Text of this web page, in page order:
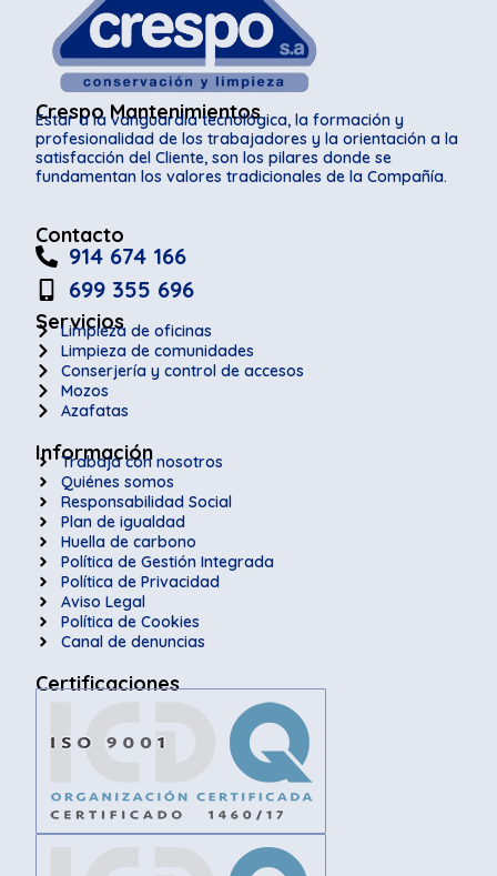
Crespo Mantenimientos
Estar a la vanguardia tecnológica, la formación y
profesionalidad de los trabajadores y la orientación a la
satisfacción del Cliente, son los pilares donde se
fundamentan los valores tradicionales de la Compañía.
Contacto
914 674 166
699 355 696
Servicios
Limpieza de oficinas
Limpieza de comunidades
Conserjería y control de accesos
Mozos
Azafatas
Información
Trabaja con nosotros
Quiénes somos
Responsabilidad Social
Plan de igualdad
Huella de carbono
Política de Gestión Integrada
Política de Privacidad
Aviso Legal
Política de Cookies
Canal de denuncias
Certificaciones